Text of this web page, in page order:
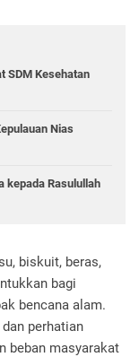
SDM Kesehatan
Nias
kepada Rasulullah
biskuit, beras,
bagi
bencana alam.
perhatian
beban masyarakat